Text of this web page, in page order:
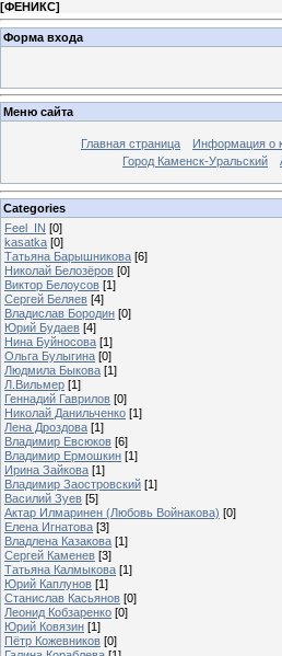
[ФЕНИКС]
Форма входа
Меню сайта
Главная страница Информация о
Город Каменск-Уральский
Categories
Feel_IN [0]
kasatka [0]
Татьяна Барышникова [6]
Николай Белозёров [0]
Виктор Белоусов [1]
Сергей Беляев [4]
Владислав Бородин [0]
Юрий Будаев [4]
Нина Буйносова [1]
Ольга Булыгина [0]
Людмила Быкова [1]
Л.Вильмер [1]
Геннадий Гаврилов [0]
Николай Данильченко [1]
Лена Дроздова [1]
Владимир Евсюков [6]
Владимир Ермошкин [1]
Ирина Зайкова [1]
Владимир Заостровский [1]
Василий Зуев [5]
Актар Илмаринен (Любовь Войнакова) [0]
Елена Игнатова [3]
Владлена Казакова [1]
Сергей Каменев [3]
Татьяна Калмыкова [1]
Юрий Каплунов [1]
Станислав Касьянов [0]
Леонид Кобзаренко [0]
Юрий Ковязин [1]
Пётр Кожевников [0]